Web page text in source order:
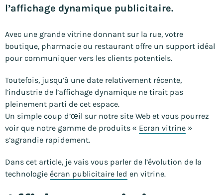
l’affichage dynamique publicitaire.
Avec une grande vitrine donnant sur la rue, votre
boutique, pharmacie ou restaurant offre un support idéal
pour communiquer vers les clients potentiels.
Toutefois, jusqu’à une date relativement récente,
l’industrie de l’affichage dynamique ne tirait pas
pleinement parti de cet espace.
Un simple coup d’œil sur notre site Web et vous pourrez
voir que notre gamme de produits « Ecran vitrine »
s’agrandie rapidement.
Dans cet article, je vais vous parler de l’évolution de la
technologie écran publicitaire led en vitrine.